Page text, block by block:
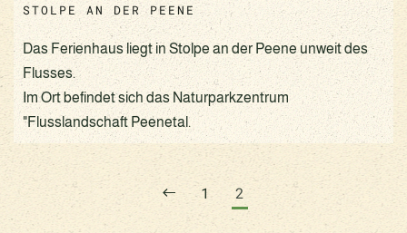
STOLPE AN DER PEENE
Das Ferienhaus liegt in Stolpe an der Peene unweit des
Flusses.
Im Ort befindet sich das Naturparkzentrum
"Flusslandschaft Peenetal.
1 2